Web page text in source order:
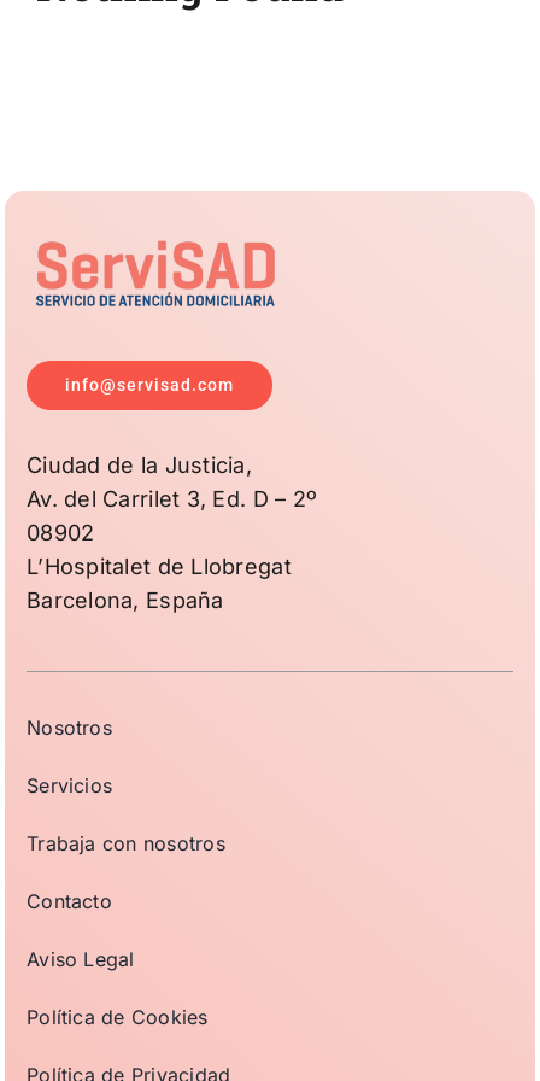
info@servisad.com
Ciudad de la Justicia,
Av. del Carrilet 3, Ed. D – 2º
08902
L’Hospitalet de Llobregat
Barcelona, España
Nosotros
Servicios
Trabaja con nosotros
Contacto
Aviso Legal
Política de Cookies
Política de Privacidad